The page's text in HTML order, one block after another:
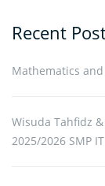
Recent
Mathematics
Wisuda Tahfidz
2025/2026 SMP